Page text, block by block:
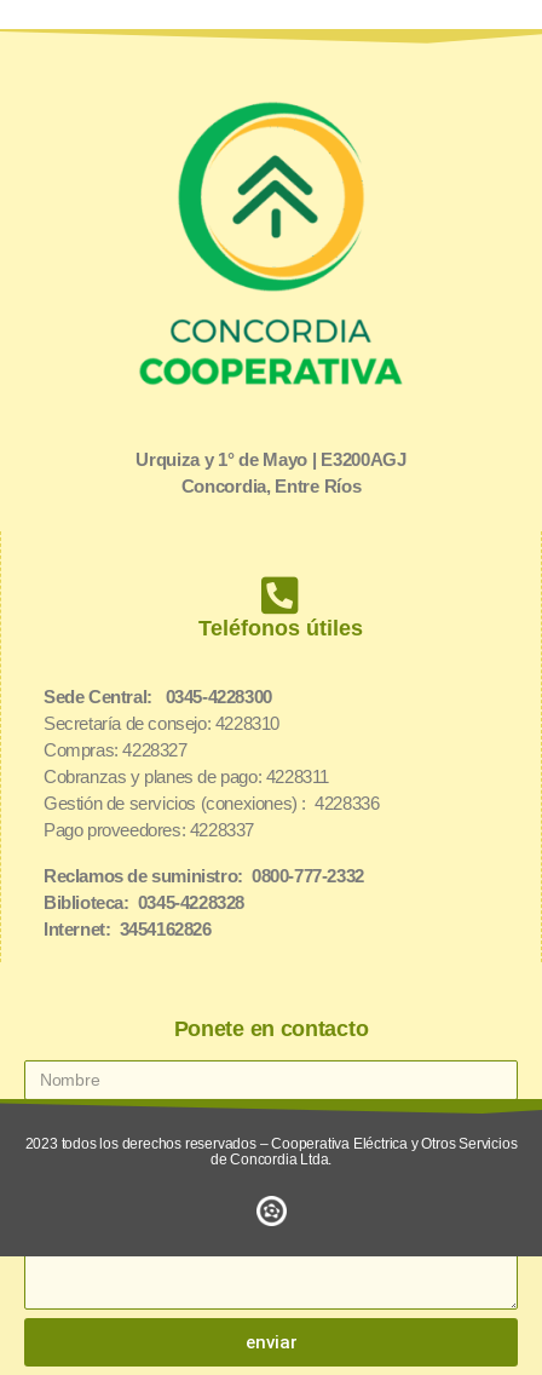
Urquiza y 1° de Mayo | E3200AGJ
Concordia, Entre Ríos
Teléfonos útiles
Sede Central: 0345-4228300
Secretaría de consejo: 4228310
Compras: 4228327
Cobranzas y planes de pago: 4228311
Gestión de servicios (conexiones) : 4228336
Pago proveedores: 4228337
Reclamos de suministro: 0800-777-2332
Biblioteca: 0345-4228328
Internet: 3454162826
Ponete en contacto
enviar
2023 todos los derechos reservados – Cooperativa Eléctrica y Otros Servicios
de Concordia Ltda.